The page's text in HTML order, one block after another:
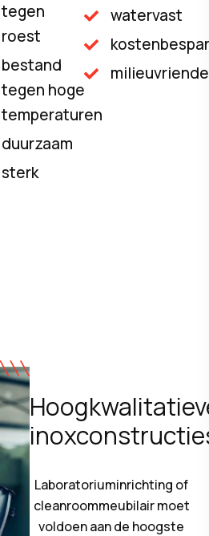
tegen
roest
bestand
tegen hoge
temperaturen
duurzaam
sterk
watervast
Laboratoriuminrichting of
cleanroommeubilair moet
voldoen aan de hoogste